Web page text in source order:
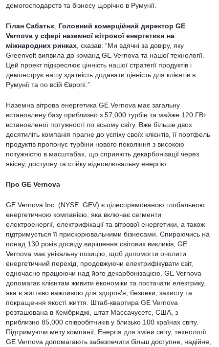
домогосподарств та бізнесу щорічно в Румунії.
Гілан Сабатьє Головний комерційний директор GE
Vernova у сфері наземної вітрової енергетики на
міжнародних ринках , сказав: “Ми вдячні за довіру, яку
Greenvolt виявила до команд GE Vernova та нашої технології.
Цей проект підкреслює цінність нашої стратегії продуктів і
демонструє нашу здатність додавати цінність для клієнтів в
Румунії та по всій Європі.”
Наземна вітрова енергетика GE Vernova має загальну
встановлену базу приблизно з 57,000 турбін та майже 120 ГВт
встановленої потужності по всьому світу. Вже більше двох
десятиліть компанія прагне до успіху своїх клієнтів, її портфель
продуктів пропонує турбіни нового покоління з високою
потужністю в масштабах, що сприяють декарбонізації через
якісну, доступну та стійку відновлювальну енергію.
Про GE Vernova
GE Vernova Inc. (NYSE: GEV) є цілеспрямованою глобальною
енергетичною компанією, яка включає сегменти
електроенергії, електрифікації та вітрової енергетики, а також
підтримується її прискорювальними бізнесами. Спираючись на
понад 130 років досвіду вирішення світових викликів, GE
Vernova має унікальну позицію, щоб допомогти очолити
енергетичний перехід, продовжуючи електрифікувати світ,
одночасно працюючи над його декарбонізацією. GE Vernova
допомагає клієнтам живити економіки та постачати електрику,
яка є життєво важливою для здоров’я, безпеки, захисту та
покращення якості життя. Штаб-квартира GE Vernova
розташована в Кембриджі, штат Массачусетс, США, з
приблизно 85,000 співробітників у близько 100 країнах світу.
Підтримуючи мету компанії, Енергія для зміни світу, технології
GE Vernova допомагають забезпечити більш доступне, надійне,